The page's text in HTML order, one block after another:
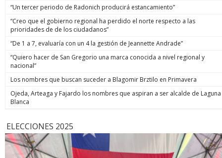
“Un tercer periodo de Radonich producirá estancamiento”
“Creo que el gobierno regional ha perdido el norte respecto a las
prioridades de de los ciudadanos”
“De 1 a 7, evaluaría con un 4 la gestión de Jeannette Andrade”
“Quiero hacer de San Gregorio una marca conocida a nivel regional y
nacional”
Los nombres que buscan suceder a Blagomir Brztilo en Primavera
Ojeda, Arteaga y Fajardo los nombres que aspiran a ser alcalde de Laguna
Blanca
ELECCIONES 2025